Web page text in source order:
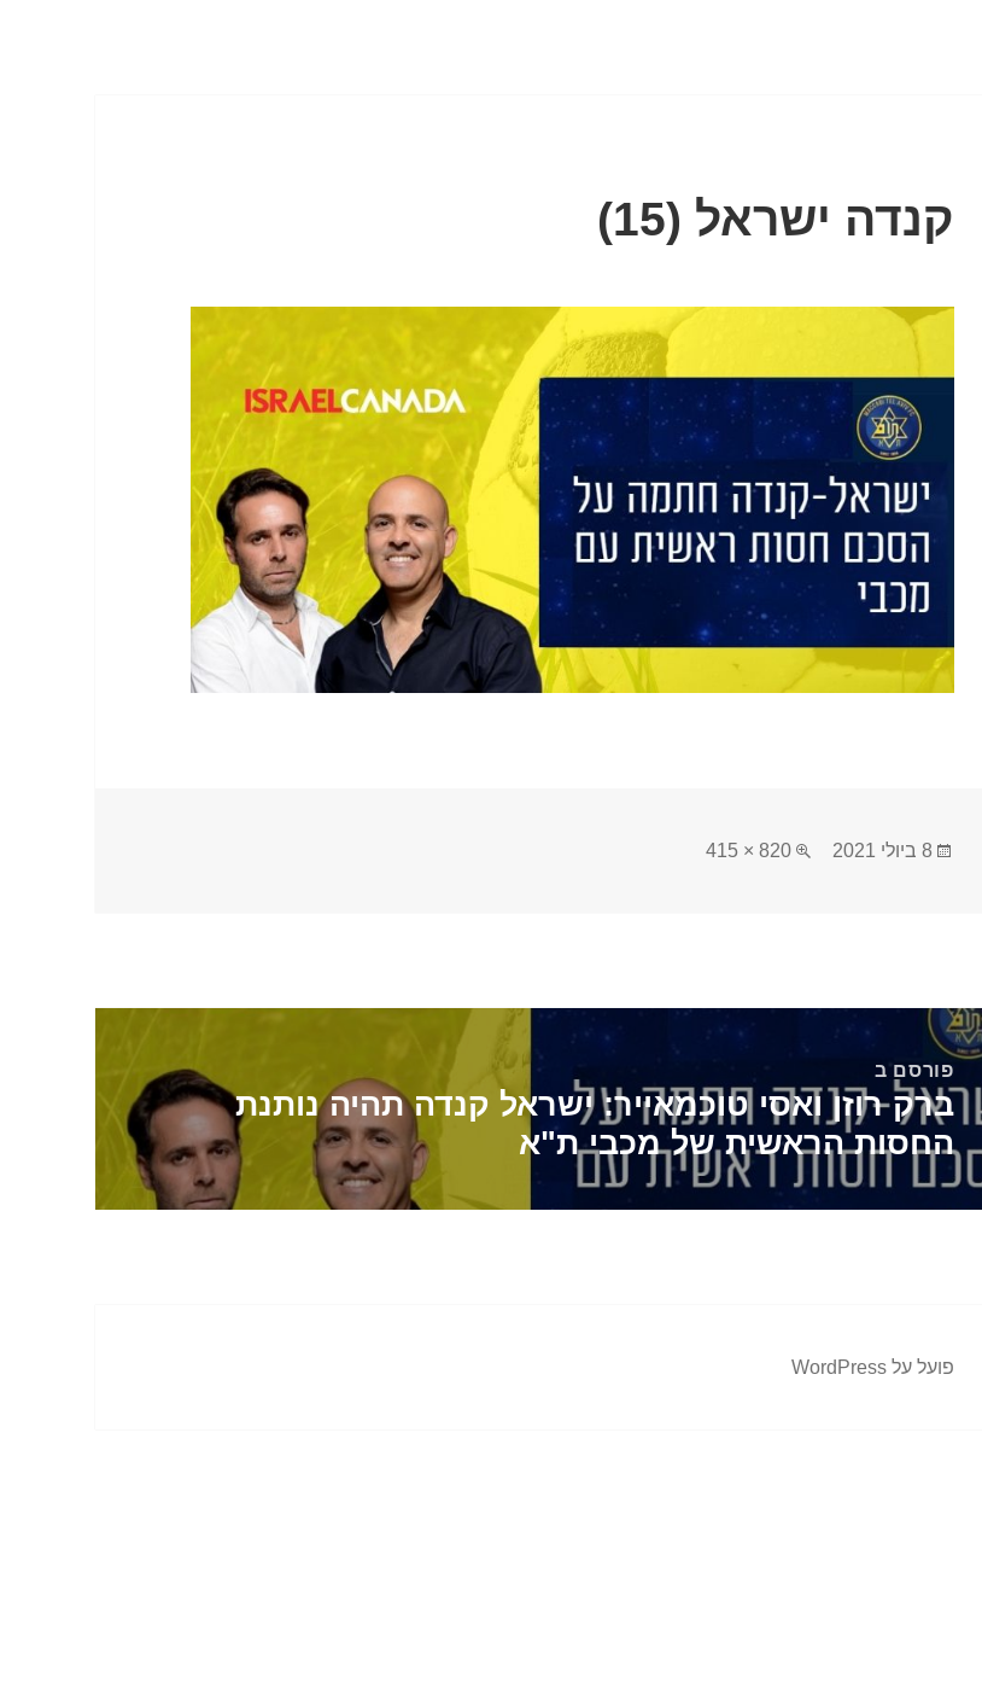
קנדה ישראל (15)
פורסם
8 ביולי 2021
מסך
820 × 415
פורסם ב
ברק רוזן ואסי טוכמאייר: ישראל קנדה תהיה נותנת
החסות הראשית של מכבי ת"א
פועל על WordPress